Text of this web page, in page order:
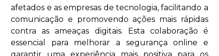
afetados e as empresas de tecnologia, facilitando a
comunicação e promovendo ações mais rápidas
contra as ameaças digitais. Esta colaboração é
essencial para melhorar a segurança online e